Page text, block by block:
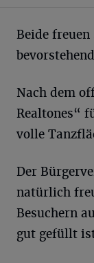
Beide
Nach dem
Realtones“
volle
Der
natürlich
Besuchern
gut gefüllt